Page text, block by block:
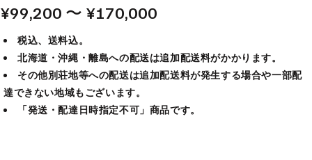
¥99,200 〜 ¥170,000
税込、送料込。
北海道・沖縄・離島への配送は追加配送料がかかります。
その他別荘地等への配送は追加配送料が発生する場合や一部配
達できない地域もございます。
「発送・配達日時指定不可」商品です。